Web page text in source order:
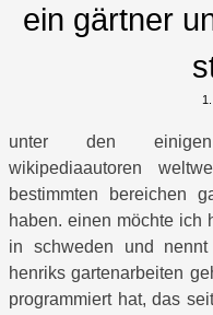
ein gärtner
unter den einigen
wikipediaautoren
bestimmten bereichen
haben. einen möchte ich
in schweden und
henriks gartenarbeiten
programmiert hat, das